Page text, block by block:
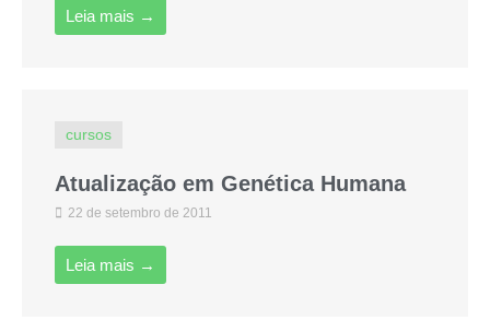
Leia mais →
cursos
Atualização em Genética Humana
22 de setembro de 2011
Leia mais →